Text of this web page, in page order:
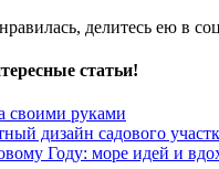
делитесь ею в
статьи!
своими руками
дизайн садового
Году: море идей и